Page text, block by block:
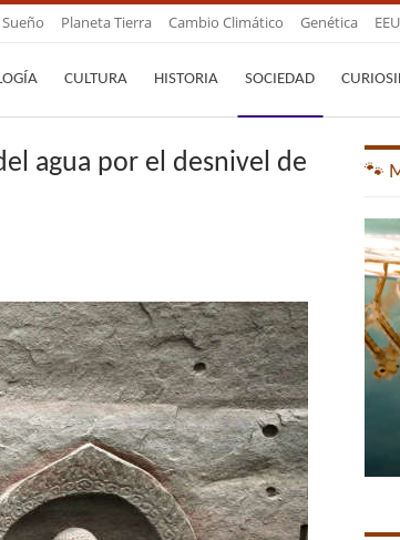
Sueño Planeta Tierra Cambio Climático Genética
CULTURA HISTORIA SOCIEDAD
agua por el desnivel de
🐾